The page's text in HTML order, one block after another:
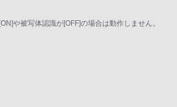
や被写体認識が[OFF]の場合は動作しません。